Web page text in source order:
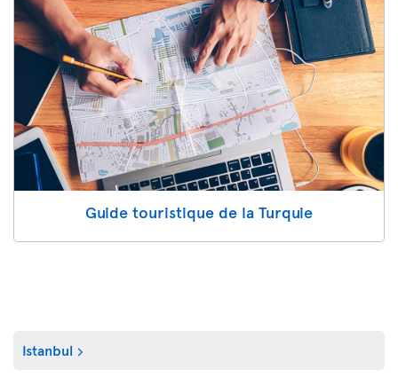
Guide touristique de la Turquie
Istanbul